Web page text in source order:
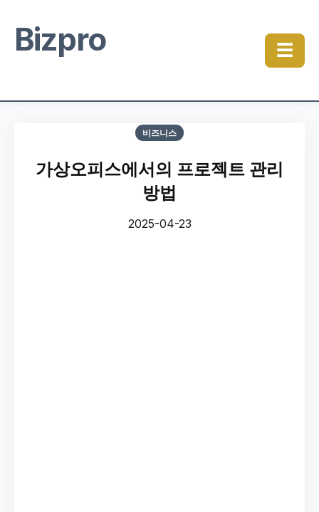
Bizpro ☰
비즈니스
가상오피스에서의 프로젝트 관리
방법
2025-04-23